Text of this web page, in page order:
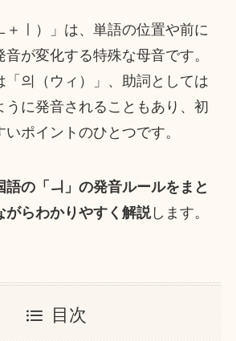
＋ㅣ）」は、単語の位置や前に
音が変化する特殊な母音です。
「의（ウィ）」、助詞としては
うに発音されることもあり、初
ポイントのひとつです。
語の「ㅢ」の発音ルールをまと
がらわかりやすく解説します。
目次